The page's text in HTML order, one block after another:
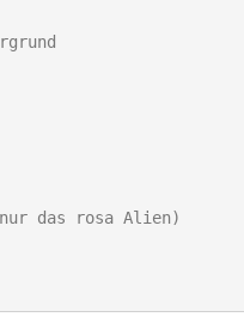
das rosa Alien)